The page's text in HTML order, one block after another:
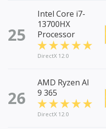
25
Intel Core i7-
13700HX
Processor
DirectX 12.0
26
AMD Ryzen AI
9 365
DirectX 12.0